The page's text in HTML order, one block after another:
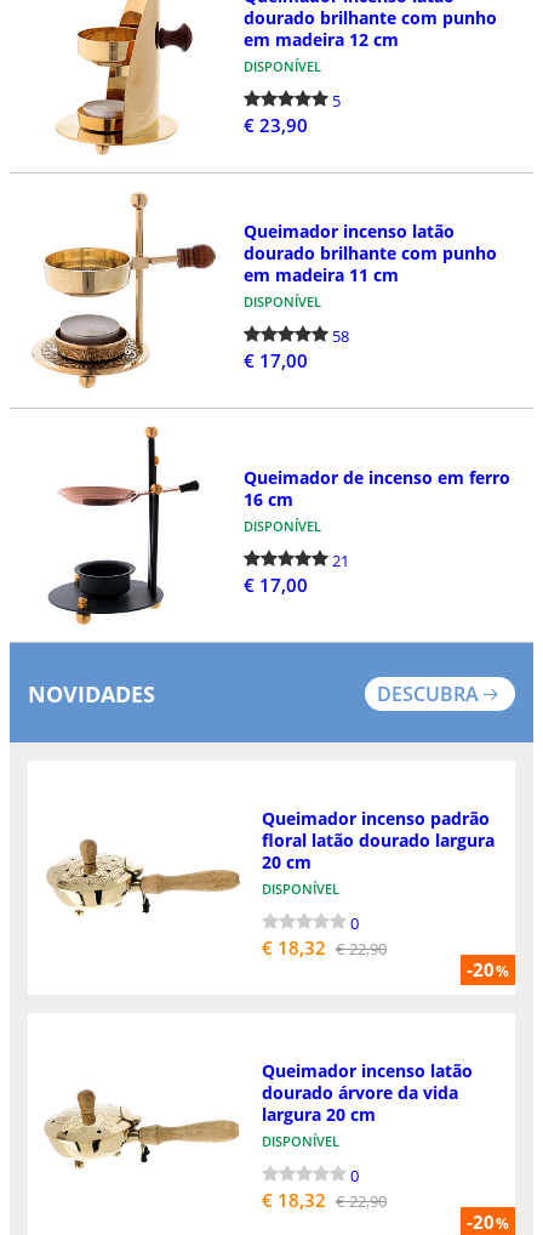
dourado brilhante com punho
em madeira 12 cm
DISPONÍVEL
5
€ 23,90
Queimador incenso latão
dourado brilhante com punho
em madeira 11 cm
DISPONÍVEL
58
€ 17,00
Queimador de incenso em ferro
16 cm
DISPONÍVEL
21
€ 17,00
NOVIDADES DESCUBRA
-20%
Queimador incenso padrão
floral latão dourado largura
20 cm
DISPONÍVEL
0
€ 18,32 € 22,90
-20%
Queimador incenso latão
dourado árvore da vida
largura 20 cm
DISPONÍVEL
0
€ 18,32 € 22,90